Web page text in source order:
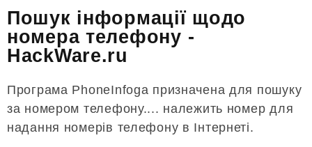
Пошук інформації щодо
номера телефону -
HackWare.ru
Програма PhoneInfoga призначена для пошуку
за номером телефону.... належить номер для
надання номерів телефону в Інтернеті.